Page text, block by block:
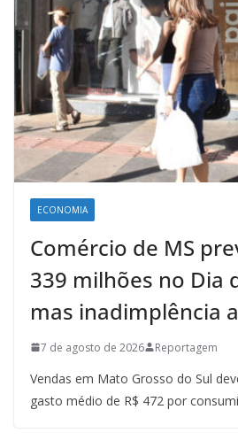
ECONOMIA
Comércio de MS
339 milhões no Dia
mas inadimplência
7 de agosto de 2026 Reportagem
Vendas em Mato Grosso do Sul
gasto médio de R$ 472 por